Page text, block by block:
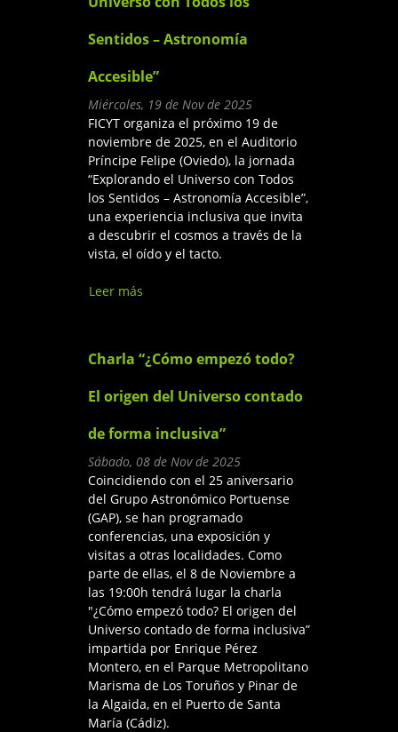
Sentidos – Astronomía
Accesible”
Miércoles, 19 de Nov de 2025
FICYT organiza el próximo 19 de
noviembre de 2025, en el Auditorio
Príncipe Felipe (Oviedo), la jornada
“Explorando el Universo con Todos
los Sentidos – Astronomía Accesible”,
una experiencia inclusiva que invita
a descubrir el cosmos a través de la
vista, el oído y el tacto.
Leer más
Charla “¿Cómo empezó todo?
El origen del Universo contado
de forma inclusiva”
Sábado, 08 de Nov de 2025
Coincidiendo con el 25 aniversario
del Grupo Astronómico Portuense
(GAP), se han programado
conferencias, una exposición y
visitas a otras localidades. Como
parte de ellas, el 8 de Noviembre a
las 19:00h tendrá lugar la charla
"¿Cómo empezó todo? El origen del
Universo contado de forma inclusiva”
impartida por Enrique Pérez
Montero, en el Parque Metropolitano
Marisma de Los Toruños y Pinar de
la Algaida, en el Puerto de Santa
María (Cádiz).